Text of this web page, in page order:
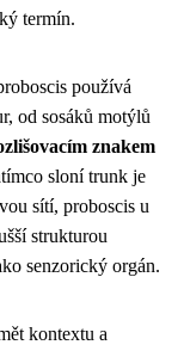
termín.
používá
od sosáků motýlů
znakem
sloní trunk je
sítí, proboscis u
strukturou
senzorický orgán.
kontextu a